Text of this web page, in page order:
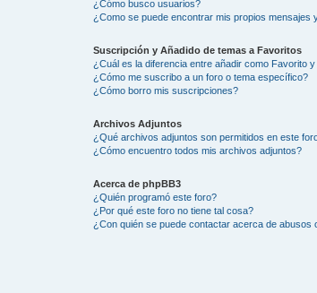
¿Cómo busco usuarios?
¿Como se puede encontrar mis propios mensajes
Suscripción y Añadido de temas a Favoritos
¿Cuál es la diferencia entre añadir como Favorito
¿Cómo me suscribo a un foro o tema específico?
¿Cómo borro mis suscripciones?
Archivos Adjuntos
¿Qué archivos adjuntos son permitidos en este
¿Cómo encuentro todos mis archivos adjuntos?
Acerca de phpBB3
¿Quién programó este foro?
¿Por qué este foro no tiene tal cosa?
¿Con quién se puede contactar acerca de